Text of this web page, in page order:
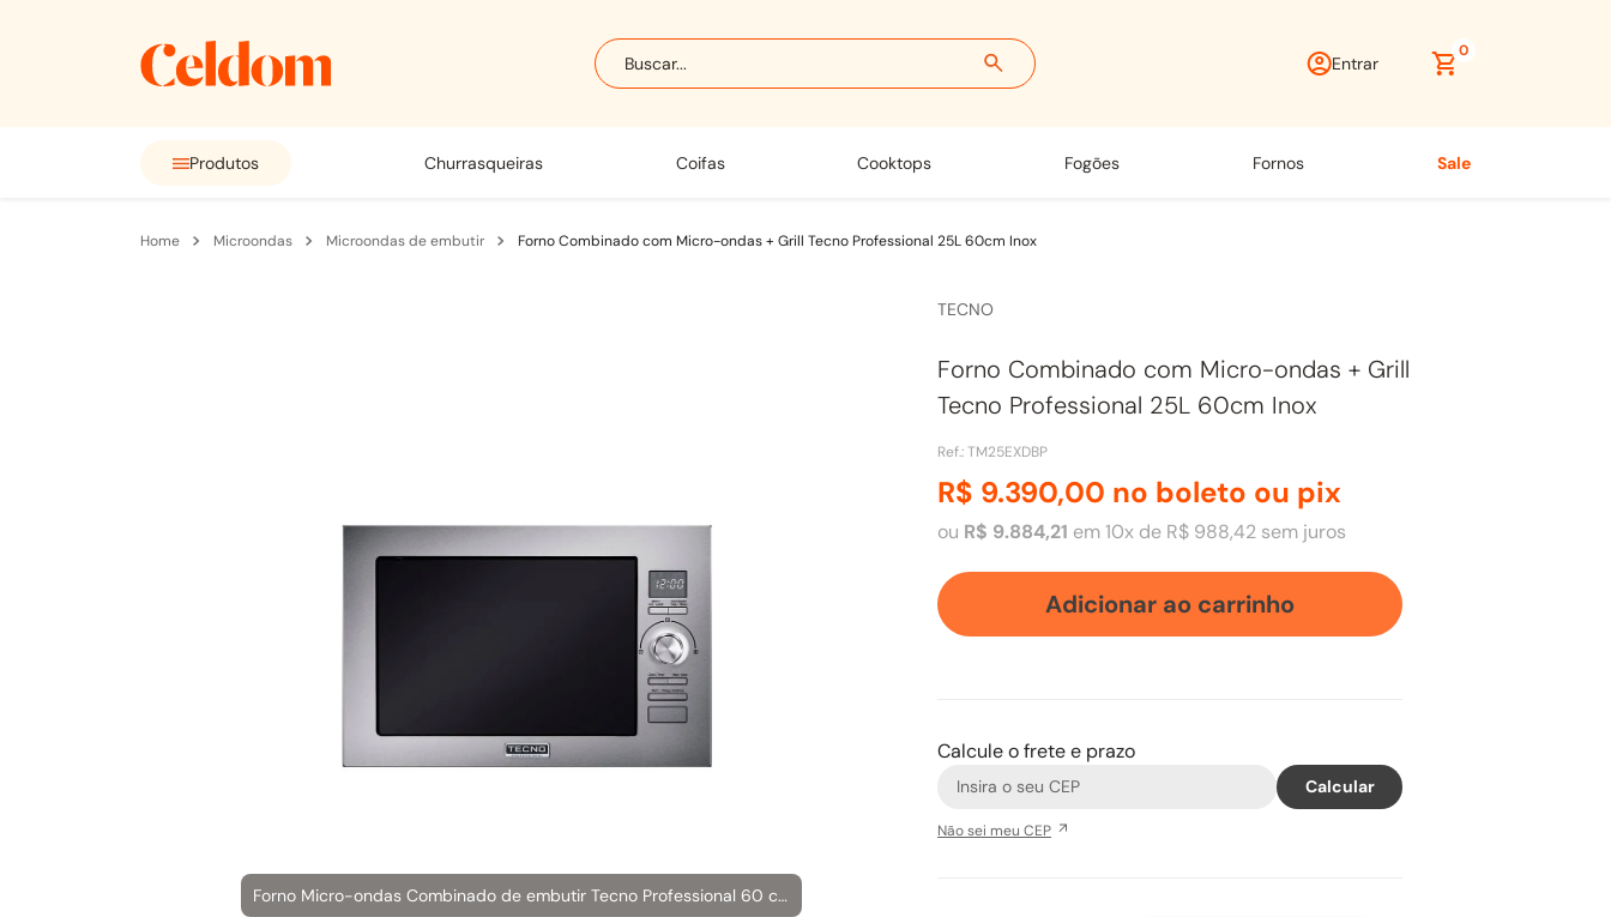
Buscar... Entrar
0
churrasqueiras coifas cooktops fogões fornos sale
Produtos
microondas microondas de embutir Forno Combinado com Micro-ondas + Grill Tecno Professional 25L 60cm Inox
Forno Micro-ondas Combinado de embutir Tecno Professional 60 cm com acabamento em inoxx e vidro preto.
TECNO
Forno Combinado com Micro-ondas + Grill
Tecno Professional 25L 60cm Inox
Ref.:TM25EXDBP
R$ 9.390,00 no boleto ou pix
ou R$ 9.884,21 em10x de R$ 988,42 sem juros
Adicionar ao carrinho
Calcule o frete e prazo
Não sei meu CEP